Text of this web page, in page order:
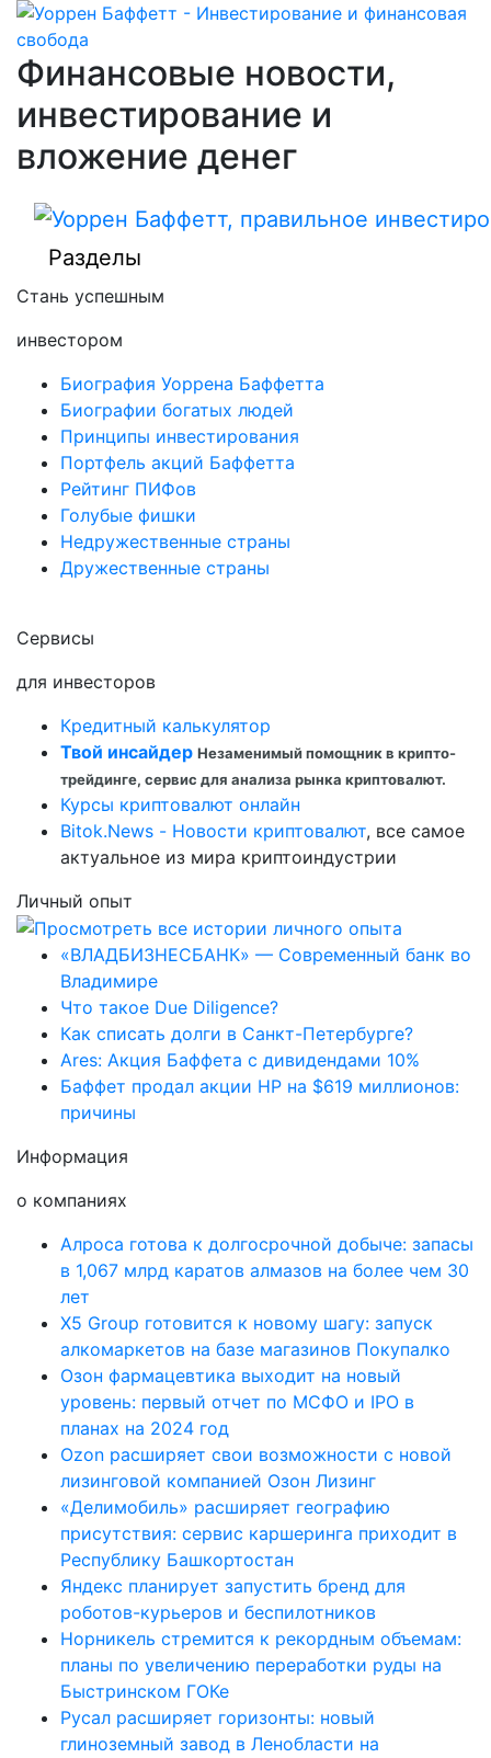
Финансовые новости,
инвестирование и
вложение денег
Разделы
Стань успешным
инвестором
Биография Уоррена Баффетта
Биографии богатых людей
Принципы инвестирования
Портфель акций Баффетта
Рейтинг ПИФов
Голубые фишки
Недружественные страны
Дружественные страны
Сервисы
для инвесторов
Кредитный калькулятор
Твой инсайдер Незаменимый помощник в крипто-
трейдинге, сервис для анализа рынка криптовалют.
Курсы криптовалют онлайн
Bitok.News - Новости криптовалют, все самое
актуальное из мира криптоиндустрии
Личный опыт
«ВЛАДБИЗНЕСБАНК» — Современный банк во
Владимире
Что такое Due Diligence?
Как списать долги в Санкт-Петербурге?
Ares: Акция Баффета с дивидендами 10%
Баффет продал акции HP на $619 миллионов:
причины
Информация
о компаниях
Алроса готова к долгосрочной добыче: запасы
в 1,067 млрд каратов алмазов на более чем 30
лет
X5 Group готовится к новому шагу: запуск
алкомаркетов на базе магазинов Покупалко
Озон фармацевтика выходит на новый
уровень: первый отчет по МСФО и IPO в
планах на 2024 год
Ozon расширяет свои возможности с новой
лизинговой компанией Озон Лизинг
«Делимобиль» расширяет географию
присутствия: сервис каршеринга приходит в
Республику Башкортостан
Яндекс планирует запустить бренд для
роботов-курьеров и беспилотников
Норникель стремится к рекордным объемам:
планы по увеличению переработки руды на
Быстринском ГОКе
Русал расширяет горизонты: новый
глиноземный завод в Ленобласти на